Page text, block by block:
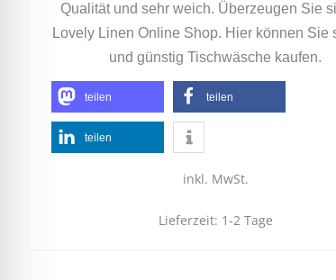
Qualität und sehr weich. Überzeugen Sie
Lovely Linen Online Shop. Hier können Sie
und günstig Tischwäsche kaufen.
teilen teilen
teilen
inkl. MwSt.
Lieferzeit: 1-2 Tage